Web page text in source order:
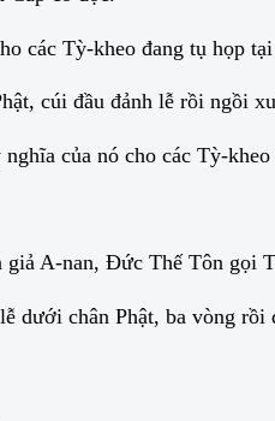
các Tỳ-kheo đang tụ họp
cúi đầu đảnh lễ rồi ngồi
của nó cho các Tỳ-
A-nan, Đức Thế Tôn gọi
chân Phật, ba vòng rồi